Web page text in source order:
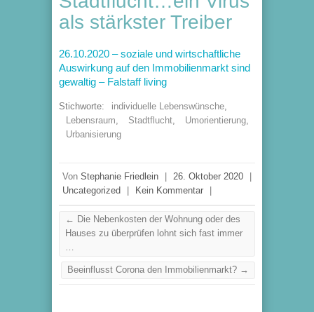
als stärkster Treiber
26.10.2020 – soziale und wirtschaftliche
Auswirkung auf den Immobilienmarkt sind
gewaltig – Falstaff living
Stichworte: individuelle Lebenswünsche,
Lebensraum, Stadtflucht, Umorientierung,
Urbanisierung
Von Stephanie Friedlein 26. Oktober 2020
Uncategorized
Kein Kommentar
← Die Nebenkosten der Wohnung oder des
Hauses zu überprüfen lohnt sich fast immer
…
Beeinflusst Corona den Immobilienmarkt? →